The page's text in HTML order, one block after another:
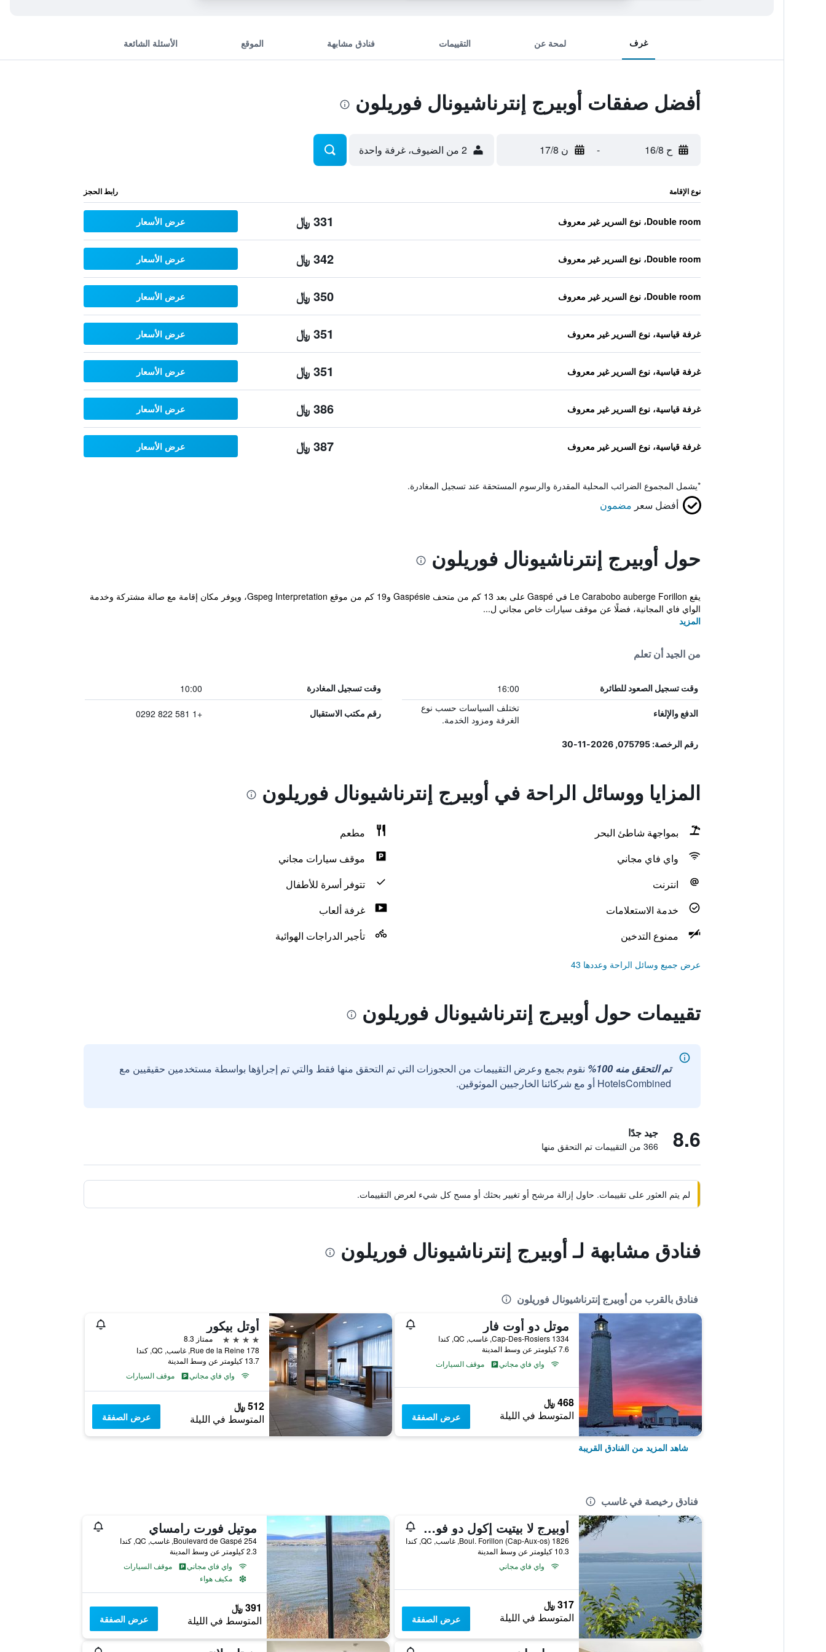
غرف لمحة عن التقييمات فنادق مشابهة الموقع الأسئلة الشائعة
أفضل صفقات أوبيرج إنترناشيونال فوريلون
ح 16/8 - ن 17/8 2 من الضيوف، غرفة واحدة
نوع الإقامة رابط الحجز
Double room، نوع السرير غير معروف 331 ﷼ عرض الأسعار
Double room، نوع السرير غير معروف 342 ﷼ عرض الأسعار
Double room، نوع السرير غير معروف 350 ﷼ عرض الأسعار
غرفة قياسية، نوع السرير غير معروف 351 ﷼ عرض الأسعار
غرفة قياسية، نوع السرير غير معروف 351 ﷼ عرض الأسعار
غرفة قياسية، نوع السرير غير معروف 386 ﷼ عرض الأسعار
غرفة قياسية، نوع السرير غير معروف 387 ﷼ عرض الأسعار
*يشمل المجموع الضرائب المحلية المقدرة والرسوم المستحقة عند تسجيل المغادرة.
أفضل سعر مضمون
حول أوبيرج إنترناشيونال فوريلون
يقع Le Carabobo auberge Forillon في Gaspé على بعد 13 كم من متحف Gaspésie و19 كم من موقع Gspeg Interpretation، ويوفر مكان إقامة مع صالة مشتركة وخدمة
الواي فاي المجانية، فضلًا عن موقف سيارات خاص مجاني ل...
المزيد
من الجيد أن تعلم
وقت تسجيل الصعود للطائرة 16:00 وقت تسجيل المغادرة 10:00
الدفع والإلغاء
تختلف السياسات حسب نوع
الغرفة ومزود الخدمة.
رقم مكتب الاستقبال +1 581 822 0292
رقم الرخصة: 075795, 2026-11-30
المزايا ووسائل الراحة في أوبيرج إنترناشيونال فوريلون
بمواجهة شاطئ البحر
مطعم
واي فاي مجاني
موقف سيارات مجاني
انترنت
تتوفر أسرة للأطفال
خدمة الاستعلامات
غرفة ألعاب
ممنوع التدخين
تأجير الدراجات الهوائية
عرض جميع وسائل الراحة وعددها 43
تقييمات حول أوبيرج إنترناشيونال فوريلون
تم التحقق منه 100%
نقوم بجمع وعرض التقييمات من الحجوزات التي تم التحقق منها فقط والتي تم إجراؤها بواسطة مستخدمين حقيقيين مع
HotelsCombined أو مع شركائنا الخارجيين الموثوقين.
8.6 جيد جدًا
366 من التقييمات تم التحقق منها
لم يتم العثور على تقييمات. حاول إزالة مرشح أو تغيير بحثك أو مسح كل شيء لعرض التقييمات.
فنادق مشابهة لـ أوبيرج إنترناشيونال فوريلون
فنادق بالقرب من أوبيرج إنترناشيونال فوريلون
موتل دو أوت فار
1334 Cap-Des-Rosiers, غاسب, QC, كندا
7.6 كيلومتر عن وسط المدينة
واي فاي مجاني
موقف السيارات
468 ﷼
المتوسط في الليلة عرض الصفقة
أوتل بيكور
4 نجوم
ممتاز 8.3
178 Rue de la Reine, غاسب, QC, كندا
13.7 كيلومتر عن وسط المدينة
واي فاي مجاني
موقف السيارات
512 ﷼
المتوسط في الليلة عرض الصفقة
شاهد المزيد من الفنادق القريبة
فنادق رخيصة في غاسب
أوبيرج لا بيتيت إكول دو فوريلون
1826 Boul. Forillon (Cap-Aux-os), غاسب, QC, كندا
10.3 كيلومتر عن وسط المدينة
واي فاي مجاني
317 ﷼
المتوسط في الليلة عرض الصفقة
موتيل فورت رامساي
254 Boulevard de Gaspé, غاسب, QC, كندا
2.3 كيلومتر عن وسط المدينة
واي فاي مجاني
موقف السيارات
مكيف هواء
391 ﷼
المتوسط في الليلة عرض الصفقة